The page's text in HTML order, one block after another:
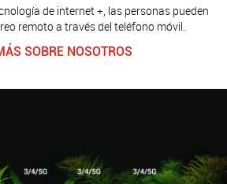
de internet +, las personas pueden
remoto a través del teléfono móvil.
SOBRE NOSOTROS